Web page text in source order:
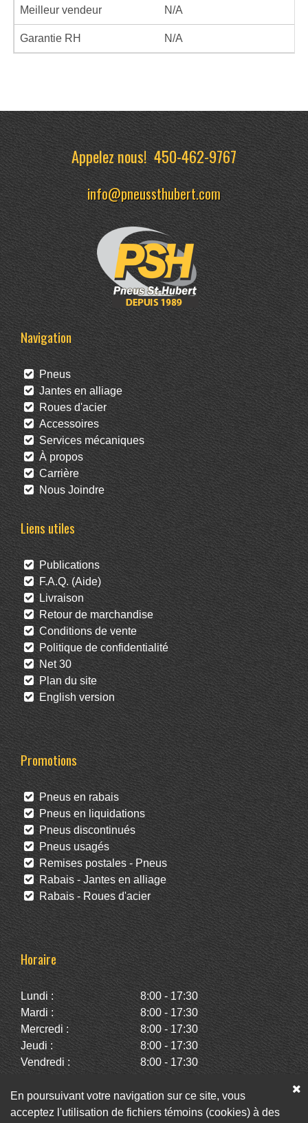
Meilleur vendeur N/A
Garantie RH N/A
Appelez nous!450-462-9767
info@pneussthubert.com
Navigation
Pneus
Jantes en alliage
Roues d'acier
Accessoires
Services mécaniques
À propos
Carrière
Nous Joindre
Liens utiles
Publications
F.A.Q. (Aide)
Livraison
Retour de marchandise
Conditions de vente
Politique de confidentialité
Net 30
Plan du site
English version
Promotions
Pneus en rabais
Pneus en liquidations
Pneus discontinués
Pneus usagés
Remises postales - Pneus
Rabais - Jantes en alliage
Rabais - Roues d'acier
Horaire
Lundi :
8:00 - 17:30
Mardi :
8:00 - 17:30
Mercredi :
8:00 - 17:30
Jeudi :
8:00 - 17:30
Vendredi :
8:00 - 17:30
Dimanche :
Fermé
En poursuivant votre navigation sur ce site, vous
acceptez l'utilisation de fichiers témoins (cookies) à des